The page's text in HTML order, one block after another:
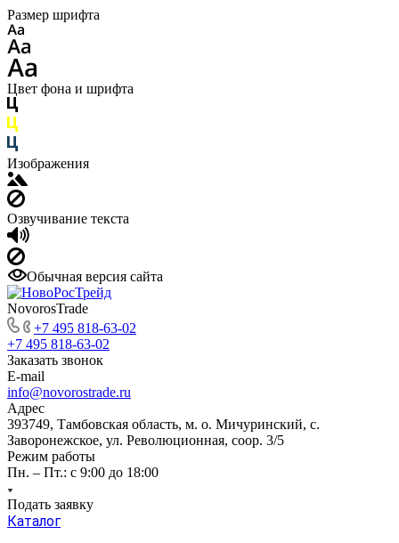
Размер шрифта
Цвет фона и шрифта
Изображения
Озвучивание текста
Обычная версия сайта
NovorosTrade
+7 495 818-63-02
+7 495 818-63-02
Заказать звонок
E-mail
info@novorostrade.ru
Адрес
393749, Тамбовская область, м. о. Мичуринский, с.
Заворонежское, ул. Революционная, соор. 3/5
Режим работы
Пн. – Пт.: с 9:00 до 18:00
Подать заявку
Каталог